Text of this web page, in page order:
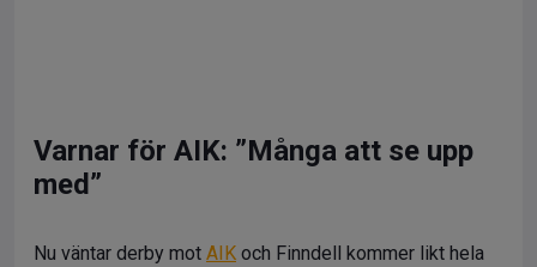
Varnar för AIK: ”Många att se upp
med”
Nu väntar derby mot AIK och Finndell kommer likt hela